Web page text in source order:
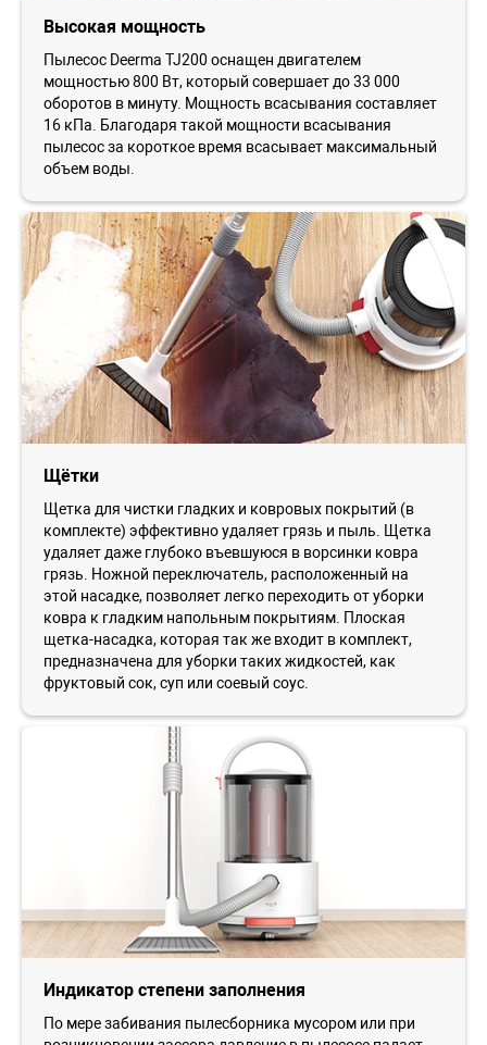
Высокая мощность
Пылесос Deerma TJ200 оснащен двигателем
мощностью 800 Вт, который совершает до 33 000
оборотов в минуту. Мощность всасывания составляет
16 кПа. Благодаря такой мощности всасывания
пылесос за короткое время всасывает максимальный
объем воды.
Щётки
Щетка для чистки гладких и ковровых покрытий (в
комплекте) эффективно удаляет грязь и пыль. Щетка
удаляет даже глубоко въевшуюся в ворсинки ковра
грязь. Ножной переключатель, расположенный на
этой насадке, позволяет легко переходить от уборки
ковра к гладким напольным покрытиям. Плоская
щетка-насадка, которая так же входит в комплект,
предназначена для уборки таких жидкостей, как
фруктовый сок, суп или соевый соус.
Индикатор степени заполнения
По мере забивания пылесборника мусором или при